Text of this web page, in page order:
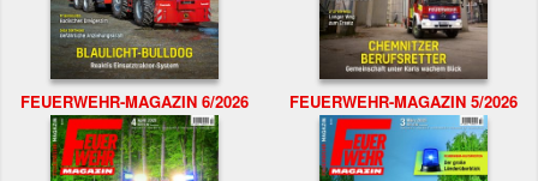
FEUERWEHR-MAGAZIN 6/2026 FEUERWEHR-MAGAZIN 5/2026